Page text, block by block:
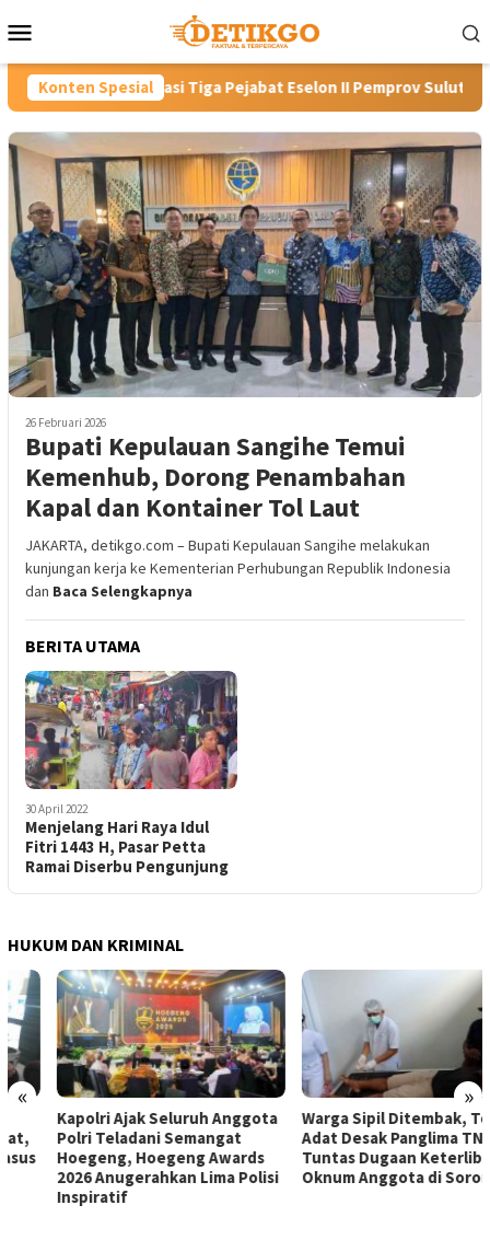
ke
Mobile
Konten Spesial
Tiga Pejabat Eselon II Pemprov Sulut, Tekankan Kinerja
26 Februari 2026
Bupati Kepulauan Sangihe Temui
Kemenhub, Dorong Penambahan
Kapal dan Kontainer Tol Laut
JAKARTA, detikgo.com – Bupati Kepulauan Sangihe melakukan
kunjungan kerja ke Kementerian Perhubungan Republik Indonesia
dan Baca Selengkapnya
BERITA UTAMA
30 April 2022
Menjelang Hari Raya Idul
Fitri 1443 H, Pasar Petta
Ramai Diserbu Pengunjung
HUKUM DAN KRIMINAL
« »
Kapolri Ajak Seluruh Anggota
Polri Teladani Semangat
Hoegeng, Hoegeng Awards
2026 Anugerahkan Lima Polisi
Inspiratif
Warga Sipil Ditembak, Tokoh
Adat Desak Panglima TNI Usut
Tuntas Dugaan Keterlibatan
Oknum Anggota di Sorong